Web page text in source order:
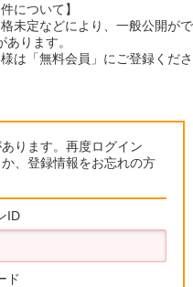
について】
未定などにより、一般公開がで
ります。
は「無料会員」にご登録くださ
ります。再度ログイン
、登録情報をお忘れの方
ID
ド